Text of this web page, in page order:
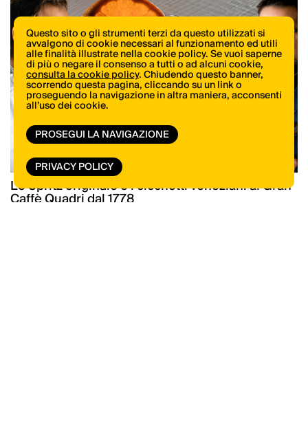
Lo Spritz originale e i cicchetti veneziani al Gran
Caffè Quadri dal 1778
Questo sito o gli strumenti terzi da questo utilizzati si
avvalgono di cookie necessari al funzionamento ed utili
alle finalità illustrate nella cookie policy. Se vuoi saperne
di più o negare il consenso a tutti o ad alcuni cookie,
consulta la cookie policy. Chiudendo questo banner,
scorrendo questa pagina, cliccando su un link o
proseguendo la navigazione in altra maniera, acconsenti
all’uso dei cookie.
PROSEGUI LA NAVIGAZIONE
PRIVACY POLICY